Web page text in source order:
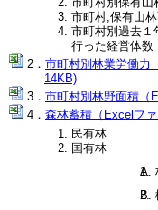
市町村,保有山
市町村別過去１
行った経営体数
市町村別林業労働力
14KB)
市町村別林野面積（
森林蓄積（Excelフ
民有林
国有林
A.
B.